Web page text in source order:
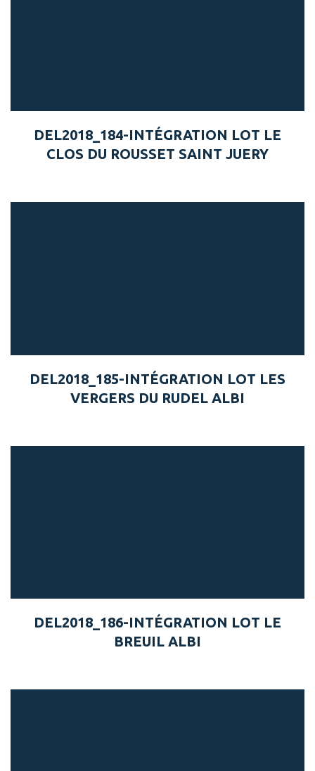
DEL2018_184-INTÉGRATION LOT LE
CLOS DU ROUSSET SAINT JUERY
DEL2018_185-INTÉGRATION LOT LES
VERGERS DU RUDEL ALBI
DEL2018_186-INTÉGRATION LOT LE
BREUIL ALBI